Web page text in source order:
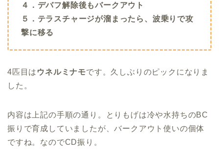
４．デバフ解除後もバークアウト
５．テラスチャージが溜まったら、波乗りで攻
撃に移る
4匹目は ウネルミナモです。久しぶりのピックになりま
した。
内容は上記の手順の通り。とりもげは冷や水持ちのBC
振りで育成していましたが、バークアウト使いの個体
ですね。なのでCD振り。